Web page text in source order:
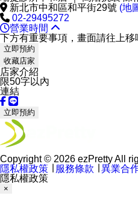
新北市中和區和平街29號 (地
02-29495272
營業時間
下方有重要事項，畫面請往上移
立即預約
收藏店家
店家介紹
限50字以內
連結
立即預約
Copyright © 2026 ezPretty All
隱私權政策
服務條款 異業合
隱私權政策
×